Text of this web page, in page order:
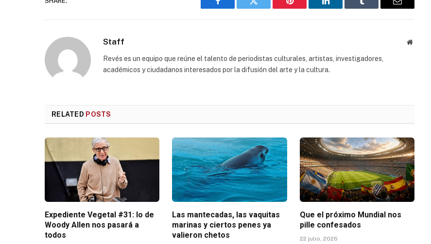
Facebook Twitter Pinterest LinkedIn Tumblr Email
Staff Website
Revés es un equipo que reúne el talento de periodistas culturales, artistas, investigadores,
académicos y ciudadanos interesados por la difusión del arte y la cultura.
RELATED POSTS
Expediente Vegetal #31: lo de
Woody Allen nos pasará a
todos
Las mantecadas, las vaquitas
marinas y ciertos penes ya
valieron chetos
Que el próximo Mundial nos
pille confesados
22 julio, 2026